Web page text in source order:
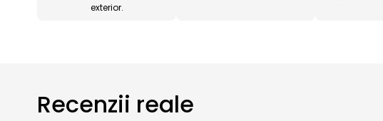
exterior.
Recenzii reale